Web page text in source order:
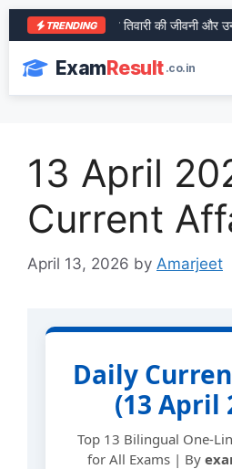
TRENDING
आरा के शेर भरत तिवारी की जीवनी और उनके
ExamResult .co.in
13 April
Current
April 13, 2026 by Amarjeet
Daily
(13 April
Top 13 Bilingual One-
for All Exams | By